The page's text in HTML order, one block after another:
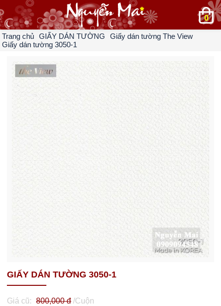
0
Trang chủ GIẤY DÁN TƯỜNG
Giấy dán tường The View
Giấy dán tường 3050-1
GIẤY DÁN TƯỜNG 3050-1
Giá cũ: 800,000 đ/Cuộn